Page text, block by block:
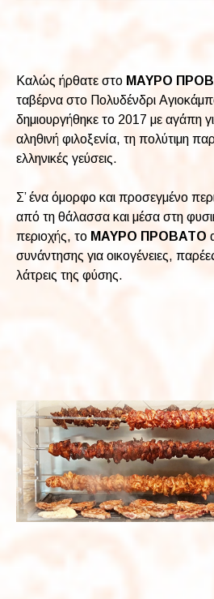
Καλώς ήρθατε στο ΜΑΥΡΟ
ταβέρνα στο Πολυδένδρι
δημιουργήθηκε το 2017 με αγάπη
αληθινή φιλοξενία, τη πολύτιμη
ελληνικές γεύσεις.
Σ’ ένα όμορφο και προσεγμένο
από τη θάλασσα και μέσα στη
περιοχής, το ΜΑΥΡΟ ΠΡΟΒΑΤΟ
συνάντησης για οικογένειες,
λάτρεις της φύσης.